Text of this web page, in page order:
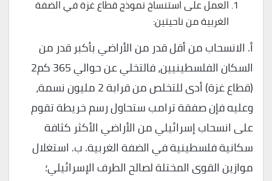
العمل على استنساخ نموذج قطاع غزة في الضفة
الغربية من ناحيتين:
‌أ. الانسحاب من أقل قدر من الأراضي بأكبر قدر من
السكان الفلسطينيين، فالتخلي عن حوالي 365 كم2
(قطاع غزة) أدى للتخلص من قرابة 2 مليون نسمة،
وعليه فإن صفقة ترامب ستحاول رسم خريطة تقوم
على انسحاب إسرائيلي من الأراضي الأكثر كثافة
سكانية فلسطينية في الضفة الغربية. ‌ب. استغلال
موازين القوى المختلة لصالح الطرف الإسرائيلي؛